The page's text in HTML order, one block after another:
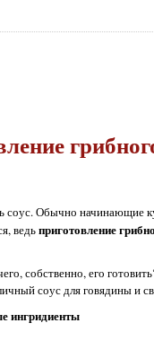
соус. Обычно начинающие
ведьприготовление
собственно, его
соус для говядины и
ингридиенты